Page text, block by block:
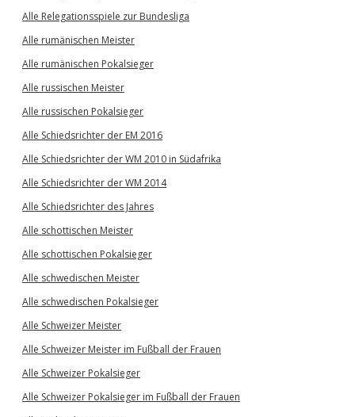
Alle Relegationsspiele zur Bundesliga
Alle rumänischen Meister
Alle rumänischen Pokalsieger
Alle russischen Meister
Alle russischen Pokalsieger
Alle Schiedsrichter der EM 2016
Alle Schiedsrichter der WM 2010 in Südafrika
Alle Schiedsrichter der WM 2014
Alle Schiedsrichter des Jahres
Alle schottischen Meister
Alle schottischen Pokalsieger
Alle schwedischen Meister
Alle schwedischen Pokalsieger
Alle Schweizer Meister
Alle Schweizer Meister im Fußball der Frauen
Alle Schweizer Pokalsieger
Alle Schweizer Pokalsieger im Fußball der Frauen